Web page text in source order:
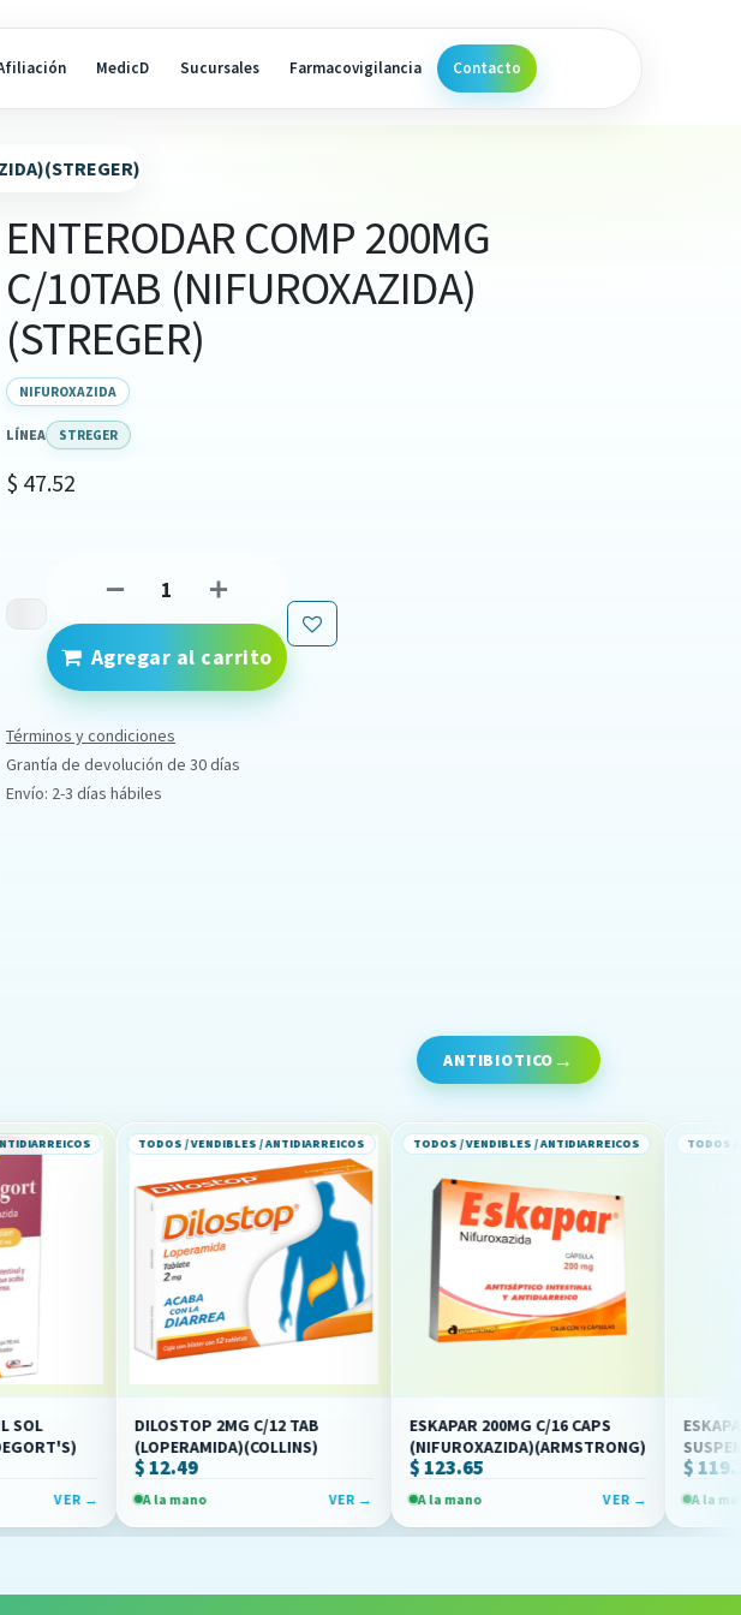
MedicD Sucursales Farmacovigilancia Contacto
ENTERODAR COMP 200MG
C/10TAB (NIFUROXAZIDA)
(STREGER)
NIFUROXAZIDA
LÍNEA STREGER
$ 47.52
Agregar al carrito
Términos y condiciones
Grantía de devolución de 30 días
Envío: 2-3 días hábiles
ANTIBIOTICO
TODOS / VENDIBLES / ANTIDIARREICOS
DILOSTOP 2MG C/12 TAB
(LOPERAMIDA)(COLLINS)
A la mano
TODOS / VENDIBLES / ANTIDIARREICOS
ESKAPAR 200MG C/16 CAPS
(NIFUROXAZIDA)(ARMSTRONG)
A la mano
TODOS / VENDIBLES /
ESKAPAR 220MG/
SUSPENSION
A la mano